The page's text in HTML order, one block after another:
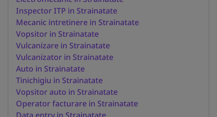
Inspector ITP in Strainatate
Mecanic intretinere in Strainatate
Vopsitor in Strainatate
Vulcanizare in Strainatate
Vulcanizator in Strainatate
Auto in Strainatate
Tinichigiu in Strainatate
Vopsitor auto in Strainatate
Operator facturare in Strainatate
Data entry in Strainatate